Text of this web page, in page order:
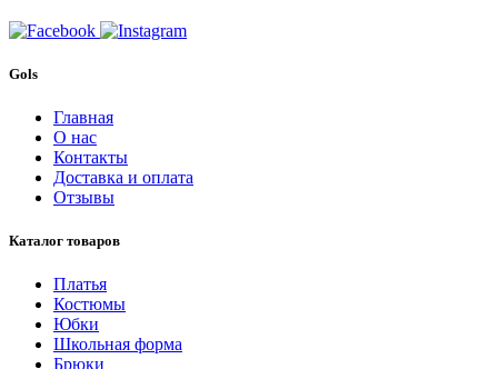
Gols
Главная
О нас
Контакты
Доставка и оплата
Отзывы
Каталог товаров
Платья
Костюмы
Юбки
Школьная форма
Брюки